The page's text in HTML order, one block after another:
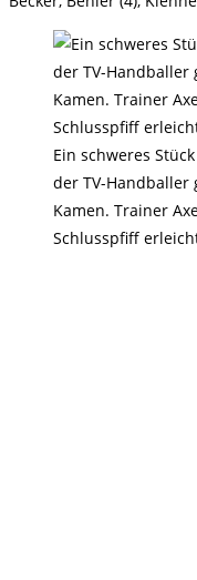
Ein schweres
der TV-Handballer
Kamen. Trainer
Schlusspfiff